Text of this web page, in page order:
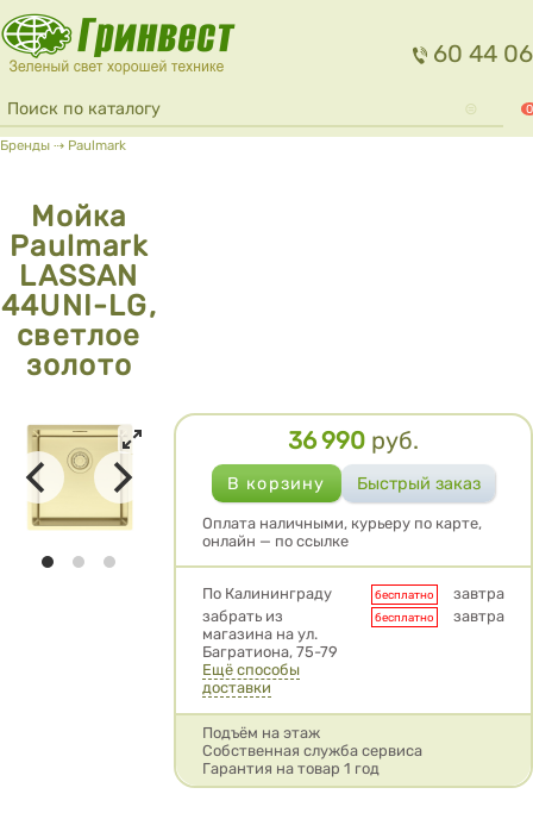
Перейти к основному содержанию
60 44 06
Форма поиска
Поиск 0
Вы здесь
Бренды ⇢ Paulmark
Мойка
Paulmark
LASSAN
44UNI-LG,
светлое
золото
Цена
36 990 руб.
Оплата наличными, курьеру по карте,
онлайн — по ссылке
Условия доставки
По Калининграду бесплатно
завтра
забрать из
магазина на ул.
Багратиона, 75-79
бесплатно завтра
Ещё способы
доставки
Подъём на этаж
Собственная служба сервиса
Гарантия на товар 1 год